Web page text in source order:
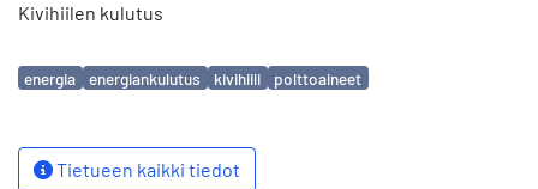
Kivihiilen kulutus
Avainsanat
energia energiankulutus kivihiili polttoaineet
Tietueen kaikki tiedot